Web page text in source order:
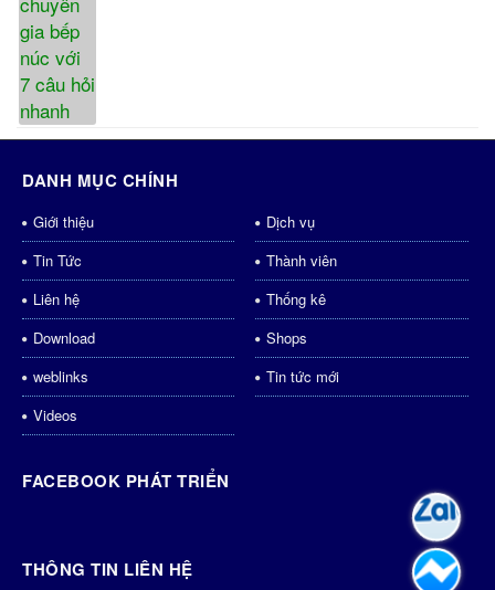
DANH MỤC CHÍNH
Giới thiệu
Dịch vụ
Tin Tức
Thành viên
Liên hệ
Thống kê
Download
Shops
weblinks
Tin tức mới
Videos
FACEBOOK PHÁT TRIỂN
THÔNG TIN LIÊN HỆ